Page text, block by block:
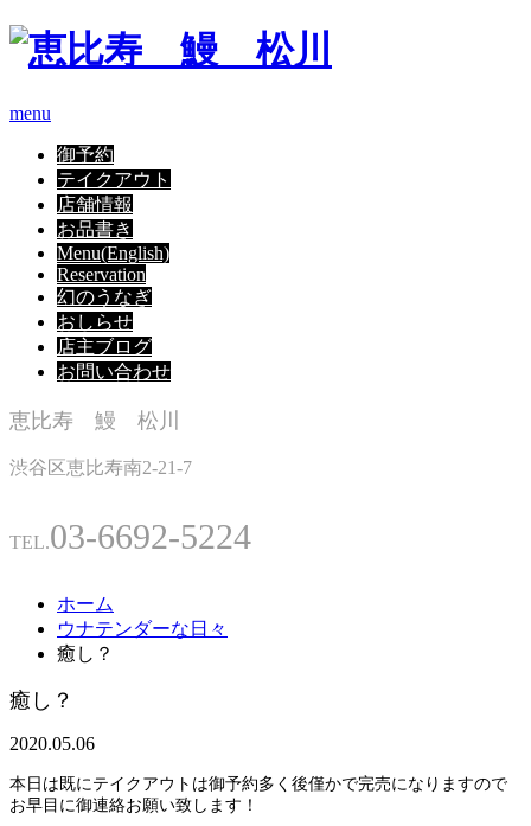
menu
御予約
テイクアウト
店舗情報
お品書き
Menu(English)
Reservation
幻のうなぎ
おしらせ
店主ブログ
お問い合わせ
恵比寿 鰻 松川
渋谷区恵比寿南2-21-7
TEL.03-6692-5224
ホーム
ウナテンダーな日々
癒し？
癒し？
2020.05.06
本日は既にテイクアウトは御予約多く後僅かで完売になりますので
お早目に御連絡お願い致します！